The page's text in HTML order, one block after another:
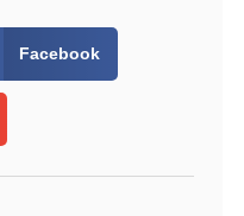
Facebook